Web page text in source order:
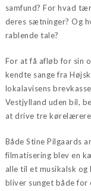
samfund? For hvad
deres sætninger? Og
rablende tale?
For at få afløb for sin
kendte sange fra
lokalavisens
Vestjylland uden bil,
at drive tre
Både Stine Pilgaards
filmatisering blev en
alle til et musikalsk
bliver sunget både for